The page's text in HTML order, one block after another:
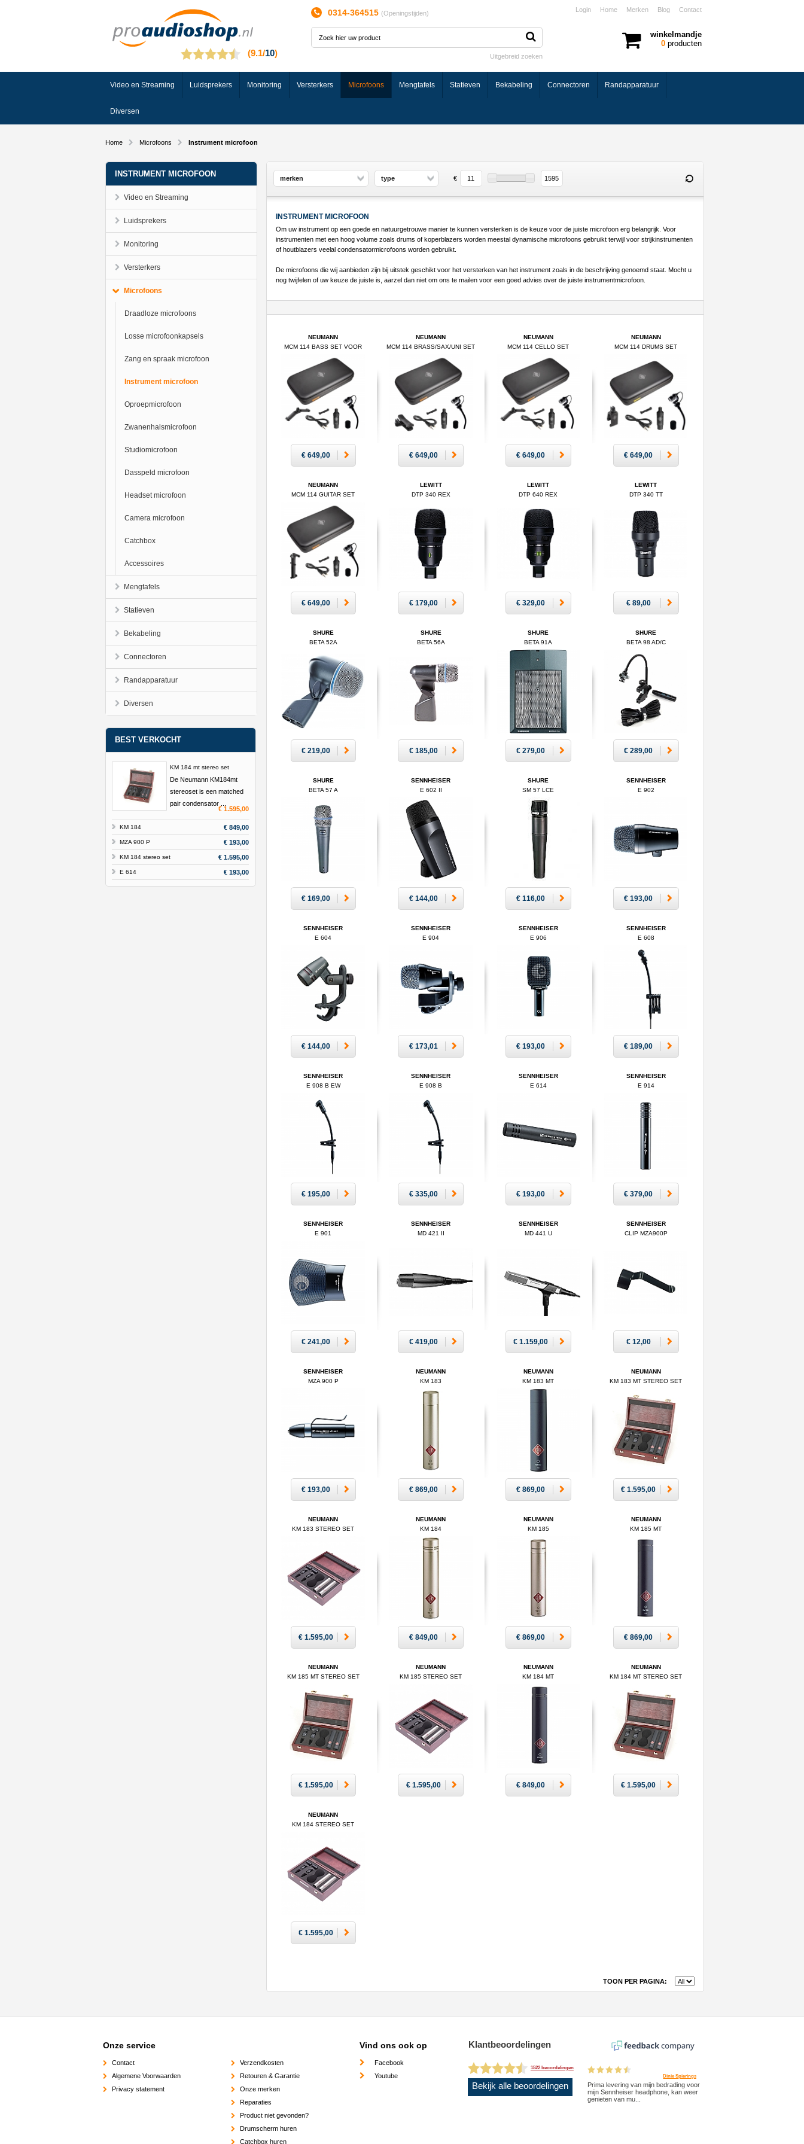
Login Home Merken Blog Contact
winkelmandje
0producten
0314-364515 (Openingstijden)
Uitgebreid zoeken
Video en Streaming Luidsprekers Monitoring Versterkers Microfoons Mengtafels Statieven Bekabeling Connectoren Randapparatuur
Diversen
Home Microfoons Instrument microfoon
INSTRUMENT MICROFOON
Video en Streaming
Luidsprekers
Monitoring
Versterkers
Microfoons
Draadloze microfoons
Losse microfoonkapsels
Zang en spraak microfoon
Instrument microfoon
Oproepmicrofoon
Zwanenhalsmicrofoon
Studiomicrofoon
Dasspeld microfoon
Headset microfoon
Camera microfoon
Catchbox
Accessoires
Mengtafels
Statieven
Bekabeling
Connectoren
Randapparatuur
Diversen
BEST VERKOCHT
KM 184 mt stereo set
De Neumann KM184mt
stereoset is een matched
pair condensator ...
€ 1.595,00
KM 184 € 849,00
MZA 900 P € 193,00
KM 184 stereo set € 1.595,00
E 614 € 193,00
merken type €
INSTRUMENT MICROFOON
Om uw instrument op een goede en natuurgetrouwe manier te kunnen versterken is de keuze voor de juiste microfoon erg belangrijk. Voor
instrumenten met een hoog volume zoals drums of koperblazers worden meestal dynamische microfoons gebruikt terwijl voor strijkinstrumenten
of houtblazers veelal condensatormicrofoons worden gebruikt.
De microfoons die wij aanbieden zijn bij uitstek geschikt voor het versterken van het instrument zoals in de beschrijving genoemd staat. Mocht u
nog twijfelen of uw keuze de juiste is, aarzel dan niet om ons te mailenvoor een goed advies over de juiste instrumentmicrofoon.
NEUMANN
MCM 114 BASS SET VOOR
€ 649,00
NEUMANN
MCM 114 BRASS/SAX/UNI SET
€ 649,00
NEUMANN
MCM 114 CELLO SET
€ 649,00
NEUMANN
MCM 114 DRUMS SET
€ 649,00
NEUMANN
MCM 114 GUITAR SET
€ 649,00
LEWITT
DTP 340 REX
€ 179,00
LEWITT
DTP 640 REX
€ 329,00
LEWITT
DTP 340 TT
€ 89,00
SHURE
BETA 52A
€ 219,00
SHURE
BETA 56A
€ 185,00
SHURE
BETA 91A
€ 279,00
SHURE
BETA 98 AD/C
€ 289,00
SHURE
BETA 57 A
€ 169,00
SENNHEISER
E 602 II
€ 144,00
SHURE
SM 57 LCE
€ 116,00
SENNHEISER
E 902
€ 193,00
SENNHEISER
E 604
€ 144,00
SENNHEISER
E 904
€ 173,01
SENNHEISER
E 906
€ 193,00
SENNHEISER
E 608
€ 189,00
SENNHEISER
E 908 B EW
€ 195,00
SENNHEISER
E 908 B
€ 335,00
SENNHEISER
E 614
€ 193,00
SENNHEISER
E 914
€ 379,00
SENNHEISER
E 901
€ 241,00
SENNHEISER
MD 421 II
€ 419,00
SENNHEISER
MD 441 U
€ 1.159,00
SENNHEISER
CLIP MZA900P
€ 12,00
SENNHEISER
MZA 900 P
€ 193,00
NEUMANN
KM 183
€ 869,00
NEUMANN
KM 183 MT
€ 869,00
NEUMANN
KM 183 MT STEREO SET
€ 1.595,00
NEUMANN
KM 183 STEREO SET
€ 1.595,00
NEUMANN
KM 184
€ 849,00
NEUMANN
KM 185
€ 869,00
NEUMANN
KM 185 MT
€ 869,00
NEUMANN
KM 185 MT STEREO SET
€ 1.595,00
NEUMANN
KM 185 STEREO SET
€ 1.595,00
NEUMANN
KM 184 MT
€ 849,00
NEUMANN
KM 184 MT STEREO SET
€ 1.595,00
NEUMANN
KM 184 STEREO SET
€ 1.595,00
TOON PER PAGINA:
Onze service
Contact
Algemene Voorwaarden
Privacy statement
Verzendkosten
Retouren & Garantie
Onze merken
Reparaties
Product niet gevonden?
Drumscherm huren
Catchbox huren
Vind ons ook op
Facebook
Youtube
Klantbeoordelingen
1522 beoordelingen
Bekijk alle beoordelingen
Dinie Spierings
Prima levering van mijn bedrading voor
mijn Sennheiser headphone, kan weer
genieten van mu...